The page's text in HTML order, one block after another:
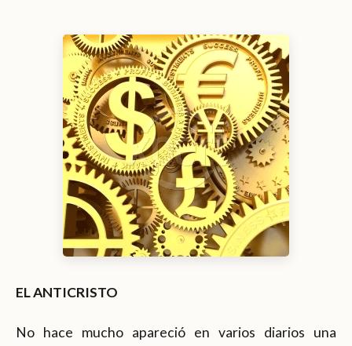
EL ANTICRISTO
No hace mucho apareció en varios diarios una